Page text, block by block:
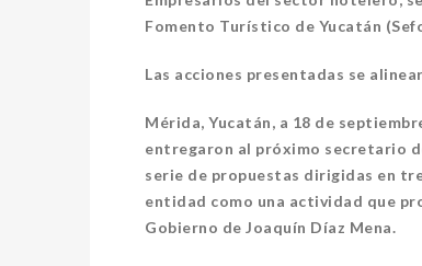
Fomento Turístico de Yucatán
Las acciones presentadas se
Mérida, Yucatán, a 18 de
entregaron al próximo secretario
serie de propuestas dirigidas en
entidad como una actividad que
Gobierno de Joaquín Díaz Mena.